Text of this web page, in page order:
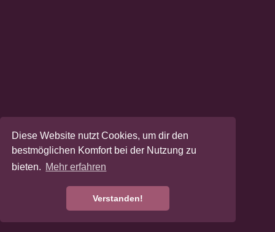
Diese Website nutzt Cookies, um dir den
bestmöglichen Komfort bei der Nutzung zu
bieten. Mehr erfahren
Verstanden!